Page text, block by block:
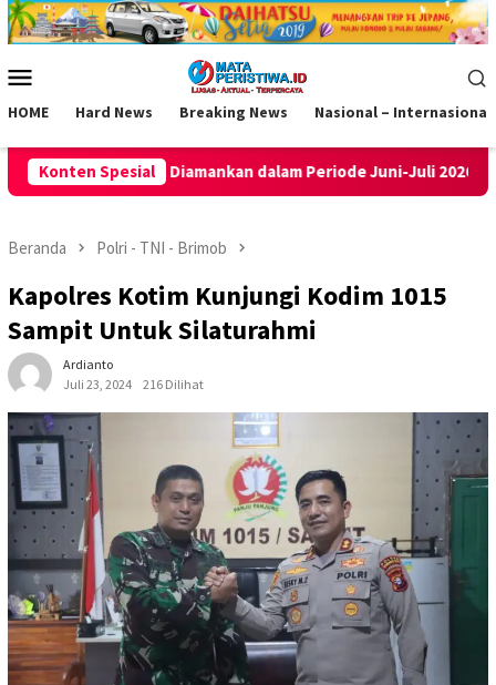
Loncat
ke
Mobile
HOME Hard News Breaking News Nasional – Internasional
Konten Spesial
dalam Periode Juni-Juli 2026 Dua Pekan Hilang
Beranda Polri - TNI - Brimob
Kapolres Kotim Kunjungi Kodim 1015
Sampit Untuk Silaturahmi
Ardianto
Juli 23, 2024
216 Dilihat